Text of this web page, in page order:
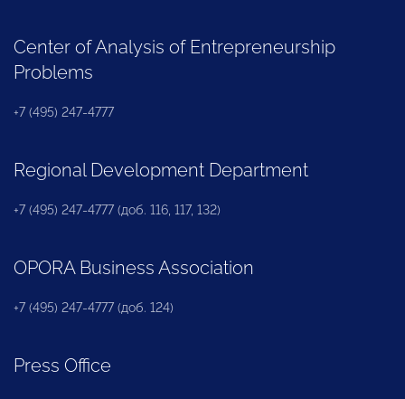
Center of Analysis of Entrepreneurship
Problems
+7 (495) 247-4777
Regional Development Department
+7 (495) 247-4777 (доб. 116, 117, 132)
OPORA Business Association
+7 (495) 247-4777 (доб. 124)
Press Office